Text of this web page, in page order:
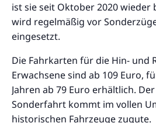
ist sie seit Oktober 2020
wird regelmäßig vor
eingesetzt.
Die Fahrkarten für die Hin- und
Erwachsene sind ab 109 Euro,
Jahren ab 79 Euro erhältlich.
Sonderfahrt kommt im vollen
historischen Fahrzeuge zugute.